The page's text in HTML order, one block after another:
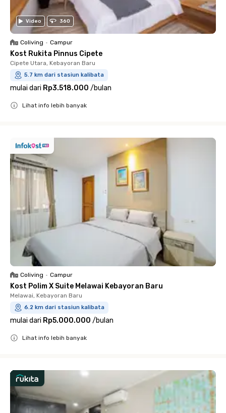
Video 360
Coliving • Campur
Kost Rukita Pinnus Cipete
Cipete Utara, Kebayoran Baru
5.7 km dari stasiun kalibata
mulai dari Rp3.518.000 /bulan
Lihat info lebih banyak
Coliving • Campur
Kost Polim X Suite Melawai Kebayoran Baru
Melawai, Kebayoran Baru
6.2 km dari stasiun kalibata
mulai dari Rp5.000.000 /bulan
Lihat info lebih banyak